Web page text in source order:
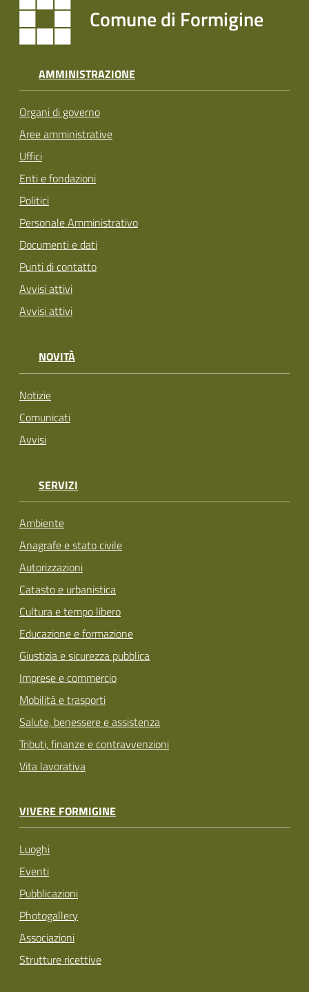
Comune di Formigine
AMMINISTRAZIONE
Organi di governo
Aree amministrative
Uffici
Enti e fondazioni
Politici
Personale Amministrativo
Documenti e dati
Punti di contatto
Avvisi attivi
Avvisi attivi
NOVITÀ
Notizie
Comunicati
Avvisi
SERVIZI
Ambiente
Anagrafe e stato civile
Autorizzazioni
Catasto e urbanistica
Cultura e tempo libero
Educazione e formazione
Giustizia e sicurezza pubblica
Imprese e commercio
Mobilità e trasporti
Salute, benessere e assistenza
Tributi, finanze e contravvenzioni
Vita lavorativa
VIVERE FORMIGINE
Luoghi
Eventi
Pubblicazioni
Photogallery
Associazioni
Strutture ricettive